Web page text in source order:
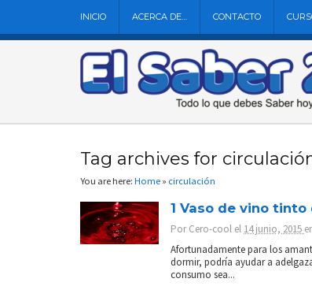
INICIO ACERCA DE… CONTACTO
Tag archives for
You are here: Home » circulación
1 Vaso de vino
PorCero-cool el 14 junio, 2015
Afortunadamente para los
dormir, podría ayudar a
consumo sea...